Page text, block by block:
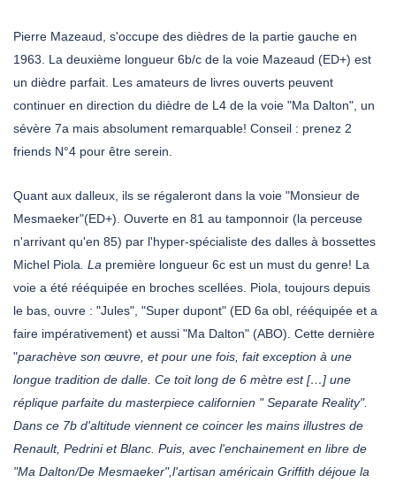
Pierre Mazeaud, s'occupe des dièdres de la partie gauche en
1963. La deuxième longueur 6b/c de la voie Mazeaud (ED+) est
un dièdre parfait. Les amateurs de livres ouverts peuvent
continuer en direction du dièdre de L4 de la voie "Ma Dalton", un
sévère 7a mais absolument remarquable! Conseil : prenez 2
friends N°4 pour être serein.
Quant aux dalleux, ils se régaleront dans la voie "Monsieur de
Mesmaeker"(ED+). Ouverte en 81 au tamponnoir (la perceuse
n'arrivant qu'en 85) par l'hyper-spécialiste des dalles à bossettes
Michel Piola . La première longueur 6c est un must du genre! La
voie a été rééquipée en broches scellées. Piola, toujours depuis
le bas, ouvre : "Jules", "Super dupont" (ED 6a obl, rééquipée et a
faire impérativement) et aussi "Ma Dalton" (ABO). Cette dernière
"parachève son œuvre, et pour une fois, fait exception à une
longue tradition de dalle. Ce toit long de 6 mètre est […] une
réplique parfaite du masterpiece californien " Separate Reality".
Dans ce 7b d'altitude viennent ce coincer les mains illustres de
Renault, Pedrini et Blanc. Puis, avec l'enchainement en libre de
"Ma Dalton/De Mesmaeker",l'artisan américain Griffith déjoue la